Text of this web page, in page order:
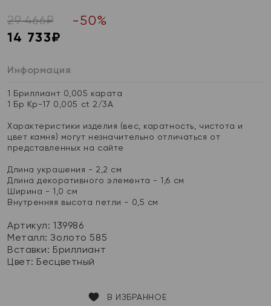
29 466₽ -50%
14 733₽
Информация
1 Бриллиант 0,005 карата
1 Бр Кр-17 0,005 ct 2/3А
Характеристики изделия (вес, каратность, чистота и
цвет камня) могут незначительно отличаться от
представленных на сайте
Длина украшения - 2,2 см
Длина декоративного элемента - 1,6 см
Ширина - 1,0 см
Внутренняя высота петли - 0,5 см
Артикул: 139986
Металл:Золото 585
Вставки: Бриллиант
Цвет: Бесцветный
В ИЗБРАННОЕ